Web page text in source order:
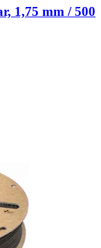
1,75 mm / 500